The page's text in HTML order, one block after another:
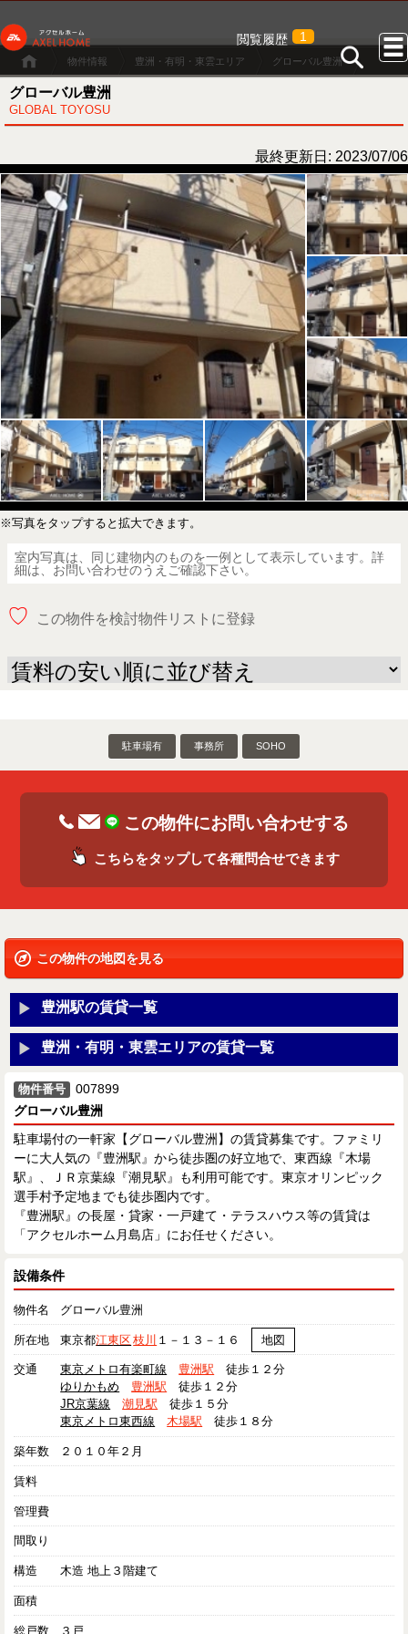
閲覧履歴 1
物件情報 豊洲・有明・東雲エリア グローバル豊洲
グローバル豊洲
GLOBAL TOYOSU
最終更新日: 2023/07/06
※写真をタップすると拡大できます。
室内写真は、同じ建物内のものを一例として表示しています。詳
細は、お問い合わせのうえご確認下さい。
♡ この物件を検討物件リストに登録
駐車場有 事務所 SOHO
この物件にお問い合わせする
こちらをタップして各種問合せできます
この物件の地図を見る
豊洲駅の賃貸一覧
豊洲・有明・東雲エリアの賃貸一覧
物件番号
007899
グローバル豊洲
駐車場付の一軒家【グローバル豊洲】の賃貸募集です。ファミリ
ーに大人気の『豊洲駅』から徒歩圏の好立地で、東西線『木場
駅』、ＪＲ京葉線『潮見駅』も利用可能です。東京オリンピック
選手村予定地までも徒歩圏内です。
『豊洲駅』の長屋・貸家・一戸建て・テラスハウス等の賃貸は
「アクセルホーム月島店」にお任せください。
設備条件
物件名 グローバル豊洲
所在地 東京都江東区枝川 １－１３－１６ 地図
交通 東京メトロ有楽町線 豊洲駅 徒歩１２分
ゆりかもめ
豊洲駅 徒歩１２分
JR京葉線
潮見駅 徒歩１５分
東京メトロ東西線
木場駅 徒歩１８分
築年数 ２０１０年２月
賃料
管理費
間取り
構造 木造 地上３階建て
面積
総戸数 ３戸